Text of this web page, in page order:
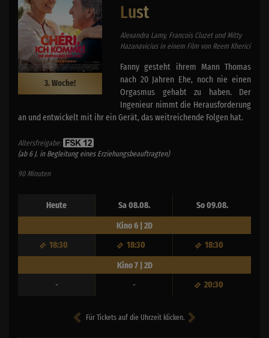
3. Woche!
Lust
Alexandra Lamy, Francois Cluzet und Mitty
Hazanavicius in einem Film von Reem Kherici
Fanny gesteht ihrem Mann Thomas
nach 20 Jahren Ehe, noch nie einen
Orgasmus gehabt zu haben. Der
Ingenieur nimmt die Herausforderung
an und entwickelt mit ihr ein Gerät, das weitreichende Folgen hat.
Altersfreigabe:
(ab 6 J. in Begleitung eines Erziehungsbeauftragten)
90 Minuten
Heute Sa 08.08. So 09.08.
18:30 18:30 18:30
- - 20:30
Kino 6 | 2D
Kino 7 | 2D
Für Tickets auf die Uhrzeit klicken.